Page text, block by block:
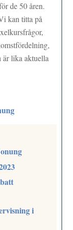
de 50 åren.
kan titta på
är lika aktuella
i